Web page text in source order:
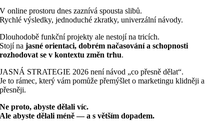
V online prostoru dnes zaznívá spousta slibů.
Rychlé výsledky, jednoduché zkratky, univerzální návody.
Dlouhodobě funkční projekty ale nestojí na tricích.
Stojí najasné orientaci, dobrém načasování a schopnosti
rozhodovat se v kontextu změn trhu.
JASNÁ STRATEGIE 2026 není návod „co přesně dělat“.
Je to rámec, který vám pomůže přemýšlet o marketingu klidněji a
přesněji.
Ne proto, abyste dělali víc.
Ale abyste dělali méně — a s větším dopadem.